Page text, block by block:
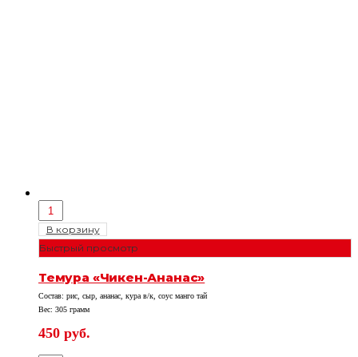
В корзину
Быстрый просмотр
Темура «Чикен-Ананас»
Состав: рис, сыр, ананас, кура в/к, соус манго тай
Вес: 305 грамм
450 руб.